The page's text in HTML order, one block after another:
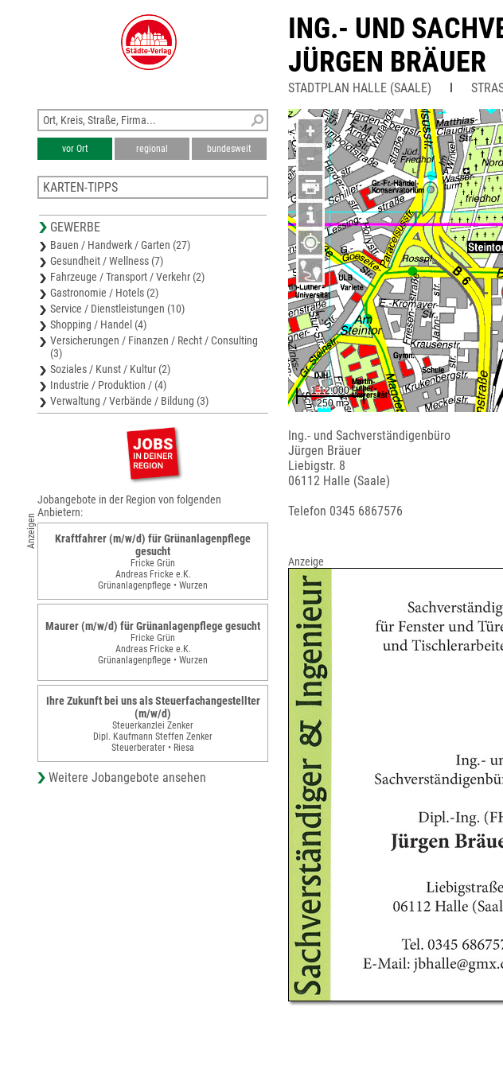
ING.- UND
JÜRGEN BRÄUER
STADTPLAN HALLE (SAALE)
+
−
Ing.- und Sachverständigenbüro
Jürgen Bräuer
Liebigstr. 8
06112 Halle (Saale)
Telefon 0345 6867576
Anzeige
vor Ort regional bundesweit
KARTEN-TIPPS
Karte Saalekreis
Freizeitkarte Unstrut, Geiseltal, Saale
Stadtplan Bad Dürrenberg
Stadtplan Schkeuditz
GEWERBE
Bauen / Handwerk / Garten (27)
Gesundheit / Wellness (7)
Fahrzeuge / Transport / Verkehr (2)
Gastronomie / Hotels (2)
Service / Dienstleistungen (10)
Shopping / Handel (4)
Versicherungen / Finanzen / Recht / Consulting
(3)
Soziales / Kunst / Kultur (2)
Industrie / Produktion / (4)
Verwaltung / Verbände / Bildung (3)
Anzeigen
Jobangebote in der Region von folgenden
Anbietern:
Kraftfahrer (m/w/d) für Grünanlagenpflege
gesucht
Fricke Grün
Andreas Fricke e.K.
Grünanlagenpflege • Wurzen
Maurer (m/w/d) für Grünanlagenpflege gesucht
Fricke Grün
Andreas Fricke e.K.
Grünanlagenpflege • Wurzen
Ihre Zukunft bei uns als Steuerfachangestellter
(m/w/d)
Steuerkanzlei Zenker
Dipl. Kaufmann Steffen Zenker
Steuerberater • Riesa
Weitere Jobangebote ansehen